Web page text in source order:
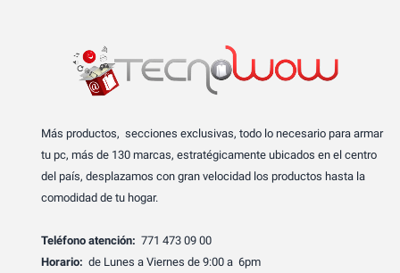
Más productos, secciones exclusivas, todo lo necesario para armar
tu pc, más de 130 marcas, estratégicamente ubicados en el centro
del país, desplazamos con gran velocidad los productos hasta la
comodidad de tu hogar.
Teléfono atención: 771 473 09 00
Horario: de Lunes a Viernes de 9:00 a 6pm